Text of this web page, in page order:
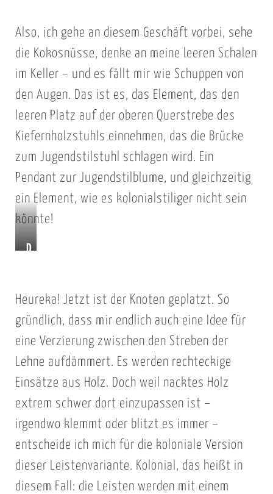
a
t
o
(
r
o
t
)
u
g
e
n
t
i
l
s
t
ü
h
i
e
e
h
o
l
z
s
e
r
L
n
n
f
ü
h
r
m
V
e
r
g
l
e
i
c
h
Also, ich gehe an diesem Geschäft vorbei, sehe
die Kokosnüsse, denke an meine leeren Schalen
im Keller – und es fällt mir wie Schuppen von
den Augen. Das ist es, das Element, das den
leeren Platz auf der oberen Querstrebe des
Kiefernholzstuhls einnehmen, das die Brücke
zum Jugendstilstuhl schlagen wird. Ein
Pendant zur Jugendstilblume, und gleichzeitig
ein Element, wie es kolonialstiliger nicht sein
könnte!
D
m
i
t
d
m
K
o
k
o
Heureka! Jetzt ist der Knoten geplatzt. So
gründlich, dass mir endlich auch eine Idee für
eine Verzierung zwischen den Streben der
Lehne aufdämmert. Es werden rechteckige
Einsätze aus Holz. Doch weil nacktes Holz
extrem schwer dort einzupassen ist –
irgendwo klemmt oder blitzt es immer –
entscheide ich mich für die koloniale Version
dieser Leistenvariante. Kolonial, das heißt in
diesem Fall: die Leisten werden mit einem